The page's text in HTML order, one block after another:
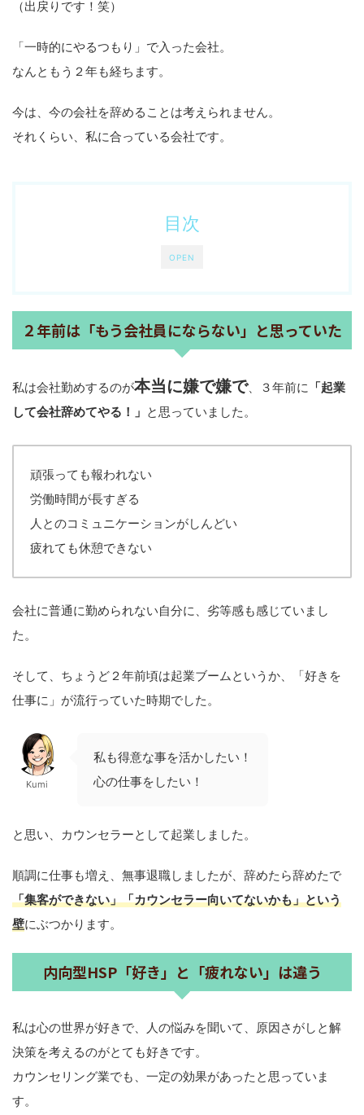
（出戻りです！笑）
「一時的にやるつもり」で入った会社。
なんともう２年も経ちます。
今は、今の会社を辞めることは考えられません。
それくらい、私に合っている会社です。
OPEN
目次
２年前は「もう会社員にならない」と思っていた
私は会社勤めするのが本当に嫌で嫌で、３年前に 「起業
して会社辞めてやる！」 と思っていました。
頑張っても報われない
労働時間が長すぎる
人とのコミュニケーションがしんどい
疲れても休憩できない
会社に普通に勤められない自分に、劣等感も感じていまし
た。
そして、ちょうど２年前頃は起業ブームというか、「好きを
仕事に」が流行っていた時期でした。
Kumi
私も得意な事を活かしたい！
心の仕事をしたい！
と思い、カウンセラーとして起業しました。
順調に仕事も増え、無事退職しましたが、辞めたら辞めたで
「集客ができない」「カウンセラー向いてないかも」という
壁にぶつかります。
内向型HSP「好き」と「疲れない」は違う
私は心の世界が好きで、人の悩みを聞いて、原因さがしと解
決策を考えるのがとても好きです。
カウンセリング業でも、一定の効果があったと思っていま
す。